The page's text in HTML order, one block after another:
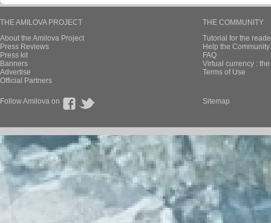
THE AMILOVA PROJECT
About the Amilova Project
Press Reviews
Press kit
Banners
Advertise
Official Partners
THE COMMUNITY
Tutorial for the
Help the
FAQ
Virtual currency :
Terms of Use
Follow Amilova on Sitemap